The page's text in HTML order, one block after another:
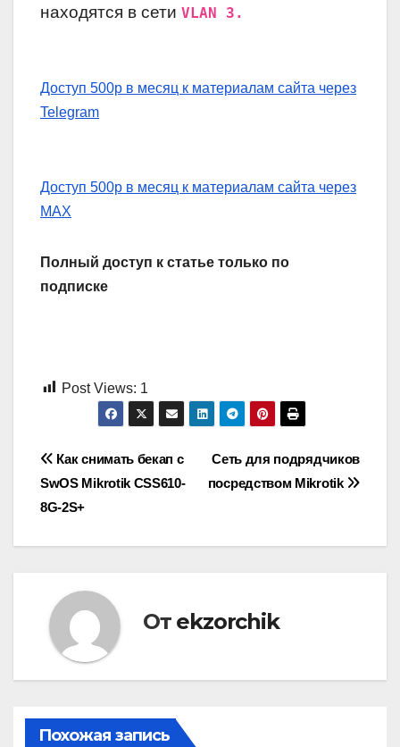
находятся в сети VLAN 3.
Доступ 500р в месяц к материалам сайта через
Telegram
Доступ 500р в месяц к материалам сайта через
MAX
Полный доступ к статье только по
подписке
Post Views: 1
Навигация
по
записям
Сеть для подрядчиков
посредством Mikrotik
Как снимать бекап с
SwOS Mikrotik CSS610-
8G-2S+
От ekzorchik
Похожая запись